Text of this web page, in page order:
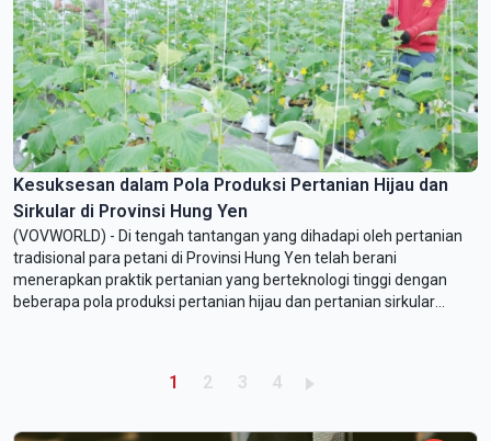
Kesuksesan dalam Pola Produksi Pertanian Hijau dan
Sirkular di Provinsi Hung Yen
(VOVWORLD) - Di tengah tantangan yang dihadapi oleh pertanian
tradisional para petani di Provinsi Hung Yen telah berani
menerapkan praktik pertanian yang berteknologi tinggi dengan
beberapa pola produksi pertanian hijau dan pertanian sirkular
Trang hiện thời
1 Trang
2 Trang
3 Trang
4